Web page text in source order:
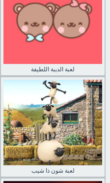
لعبة الدببة اللطيفة
لعبة شون ذا شيب